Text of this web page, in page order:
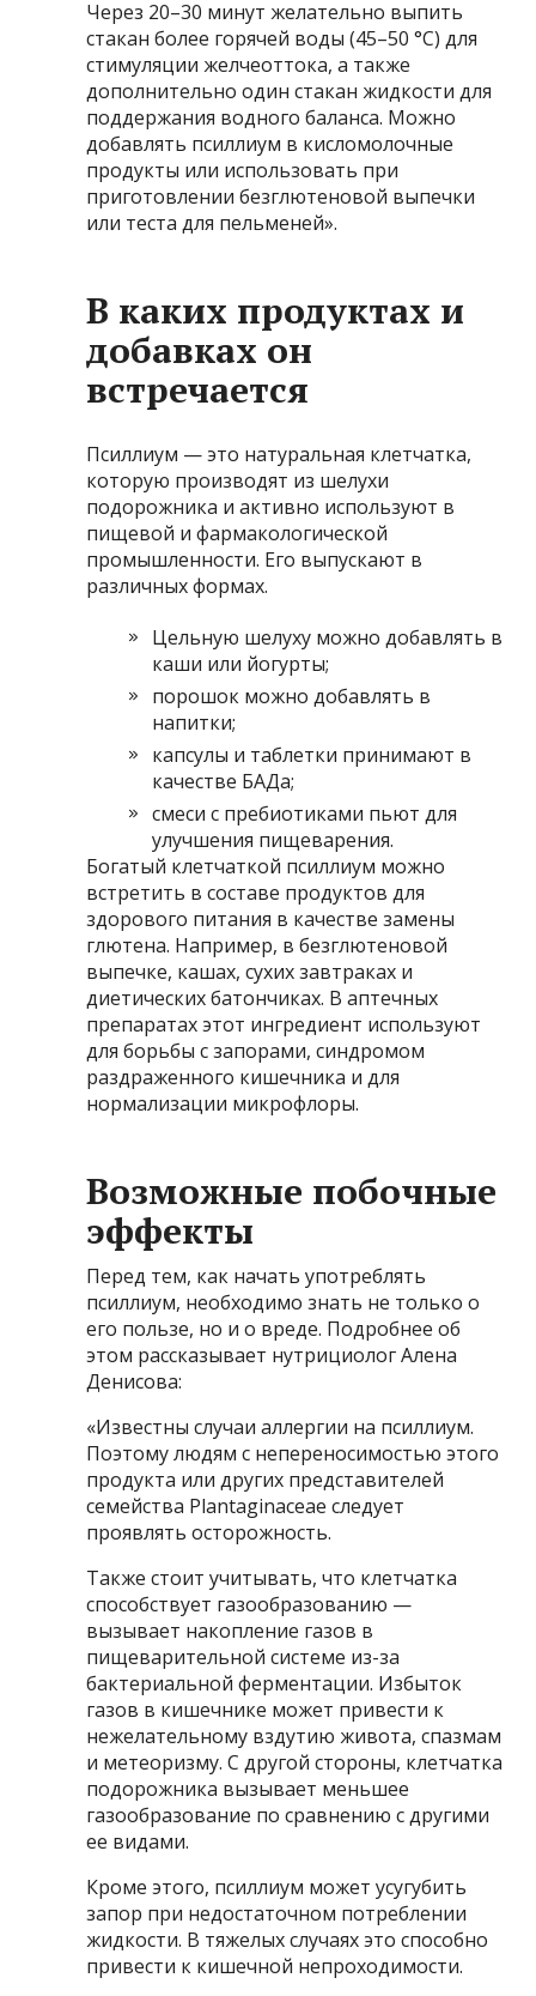
Через 20–30 минут желательно выпить
стакан более горячей воды (45–50 °C) для
стимуляции желчеоттока, а также
дополнительно один стакан жидкости для
поддержания водного баланса. Можно
добавлять псиллиум в кисломолочные
продукты или использовать при
приготовлении безглютеновой выпечки
или теста для пельменей».
В каких продуктах и
добавках он
встречается
Псиллиум — это натуральная клетчатка,
которую производят из шелухи
подорожника и активно используют в
пищевой и фармакологической
промышленности. Его выпускают в
различных формах.
Цельную шелуху можно добавлять в
каши или йогурты;
порошок можно добавлять в
напитки;
капсулы и таблетки принимают в
качестве БАДа;
смеси с пребиотиками пьют для
улучшения пищеварения.
Богатый клетчаткой псиллиум можно
встретить в составе продуктов для
здорового питания в качестве замены
глютена. Например, в безглютеновой
выпечке, кашах, сухих завтраках и
диетических батончиках. В аптечных
препаратах этот ингредиент используют
для борьбы с запорами, синдромом
раздраженного кишечника и для
нормализации микрофлоры.
Возможные побочные
эффекты
Перед тем, как начать употреблять
псиллиум, необходимо знать не только о
его пользе, но и о вреде. Подробнее об
этом рассказывает нутрициолог Алена
Денисова:
«Известны случаи аллергии на псиллиум.
Поэтому людям с непереносимостью этого
продукта или других представителей
семейства Plantaginaceae следует
проявлять осторожность.
Также стоит учитывать, что клетчатка
способствует газообразованию —
вызывает накопление газов в
пищеварительной системе из-за
бактериальной ферментации. Избыток
газов в кишечнике может привести к
нежелательному вздутию живота, спазмам
и метеоризму. С другой стороны, клетчатка
подорожника вызывает меньшее
газообразование по сравнению с другими
ее видами.
Кроме этого, псиллиум может усугубить
запор при недостаточном потреблении
жидкости. В тяжелых случаях это способно
привести к кишечной непроходимости.